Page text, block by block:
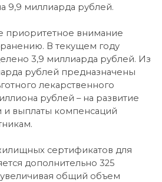
9,9 миллиарда рублей.
приоритетное внимание
В текущем году
3,9 миллиарда рублей. Из
рублей предназначены
лекарственного
рублей – на развитие
и выплаты компенсаций
сертификатов для
дополнительно 325
общий объем